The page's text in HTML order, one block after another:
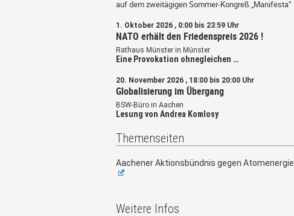
auf dem zweitägigen Sommer-Kongreß „Manifesta“
1. Oktober 2026 , 0:00 bis 23:59 Uhr
NATO erhält den Friedenspreis 2026 !
Rathaus Münster in Münster
Eine Provokation ohnegleichen …
20. November 2026 , 18:00 bis 20:00 Uhr
Globalisierung im Übergang
BSW-Büro in Aachen
Lesung von Andrea Komlosy
Themenseiten
Aachener Aktionsbündnis gegen Atomenergie
Weitere Infos